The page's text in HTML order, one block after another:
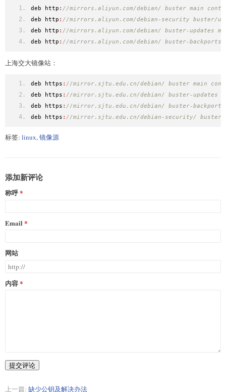
deb http : //mirrors.aliyun.com/debian/ buster main
deb http : //mirrors.aliyun.com/debian-security buster/
deb http : //mirrors.aliyun.com/debian/ buster-updates
deb http : //mirrors.aliyun.com/debian/ buster-backports
上海交大镜像站：
deb https : //mirror.sjtu.edu.cn/debian/ buster main
deb https : //mirror.sjtu.edu.cn/debian/ buster-updates
deb https : //mirror.sjtu.edu.cn/debian/ buster-
deb https : //mirror.sjtu.edu.cn/debian-security/ buster/
标签: linux,镜像源
添加新评论
称呼
Email
网站
内容
提交评论
上一篇: 缺少公钥及解决办法